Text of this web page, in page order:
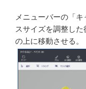
20％ に縮小すると